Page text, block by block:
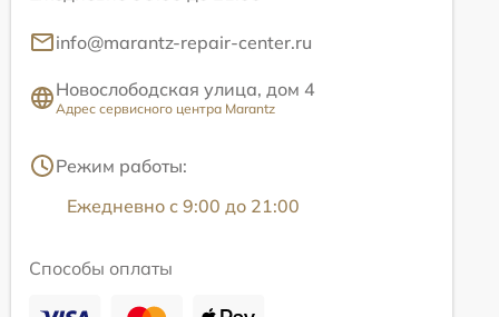
info@marantz-repair-center.ru
Новослободская улица, дом 4
Адрес сервисного центра Marantz
Режим работы:
Ежедневно с 9:00 до 21:00
Способы оплаты